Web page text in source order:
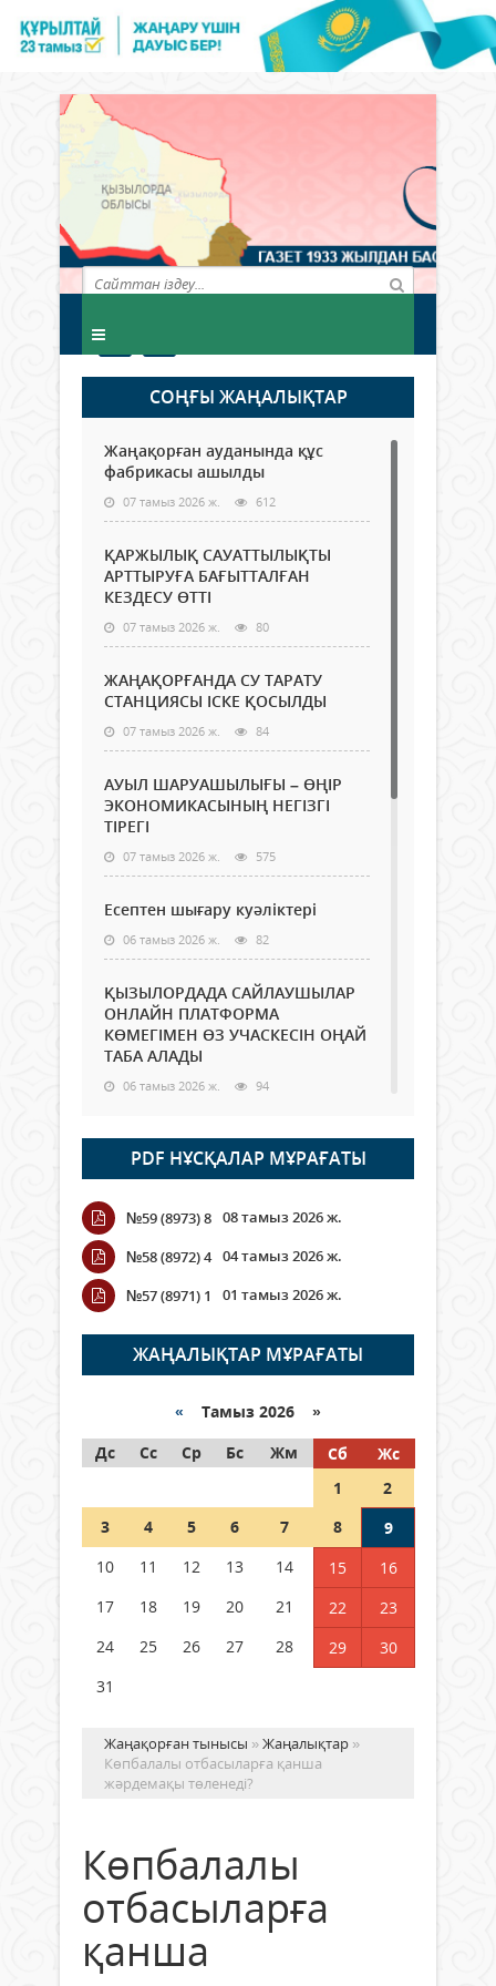
СОҢҒЫ ЖАҢАЛЫҚТАР
Жаңақорған ауданында құс
фабрикасы ашылды
07 тамыз 2026 ж. 612
ҚАРЖЫЛЫҚ САУАТТЫЛЫҚТЫ
АРТТЫРУҒА БАҒЫТТАЛҒАН
КЕЗДЕСУ ӨТТІ
07 тамыз 2026 ж. 80
ЖАҢАҚОРҒАНДА СУ ТАРАТУ
СТАНЦИЯСЫ ІСКЕ ҚОСЫЛДЫ
07 тамыз 2026 ж. 84
АУЫЛ ШАРУАШЫЛЫҒЫ – ӨҢІР
ЭКОНОМИКАСЫНЫҢ НЕГІЗГІ
ТІРЕГІ
07 тамыз 2026 ж. 575
Есептен шығару куәліктері
06 тамыз 2026 ж. 82
ҚЫЗЫЛОРДАДА САЙЛАУШЫЛАР
ОНЛАЙН ПЛАТФОРМА
КӨМЕГІМЕН ӨЗ УЧАСКЕСІН ОҢАЙ
ТАБА АЛАДЫ
06 тамыз 2026 ж. 94
Open Air: Қызылорда облысы
полиция департаменті 20
мыңнан астам көрерменнің
қауіпсіздігін қамтамасыз етті
06 тамыз 2026 ж.
Wi-Fi ҚАБЫРҒА АРҚЫЛЫ ҚАЛАЙ
ӨТЕДІ?
06 тамыз 2026 ж. 271
граждане Казахстана,
05 тамыз 2026 ж. 153
Шетелде жүрген Қазақстан
азаматтары қалай дауыс бере
PDF НҰСҚАЛАР МҰРАҒАТЫ
№59 (8973) 8 08 тамыз 2026 ж.
№58 (8972) 4 04 тамыз 2026 ж.
№57 (8971) 1
01 тамыз 2026 ж.
ЖАҢАЛЫҚТАР МҰРАҒАТЫ
« Тамыз 2026 »
Дс
Сс Ср Бс Жм Сб
Жс
1
2
3
4 5 6 7 8
9
10
11 12 13 14 15
16
17
18 19 20 21 22
23
24
25 26 27 28 29
30
31
Жаңақорған тынысы »Жаңалықтар »
Көпбалалы отбасыларға қанша
жәрдемақы төленеді?
Көпбалалы
отбасыларға
қанша